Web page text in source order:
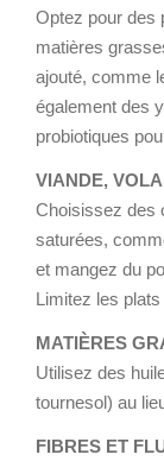
Optez pour des
matières
ajouté, comme
également des
probiotiques
VIANDE,
Choisissez des
saturées,
et mangez du
Limitez les
MATIÈRES
Utilisez des
tournesol) au
FIBRES ET